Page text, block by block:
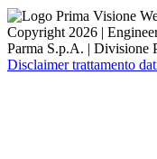
Copyright 2026 |
Parma S.p.A. | Divisione
Disclaimer trattamento